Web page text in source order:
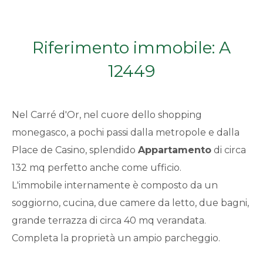
Riferimento immobile: A
12449
Nel Carré d'Or, nel cuore dello shopping
monegasco, a pochi passi dalla metropole e dalla
Place de Casino, splendidoAppartamento di circa
132 mq perfetto anche come ufficio.
L'immobile internamente è composto da un
soggiorno, cucina, due camere da letto, due bagni,
grande terrazza di circa 40 mq verandata.
Completa la proprietà un ampio parcheggio.
3
4
5
5+